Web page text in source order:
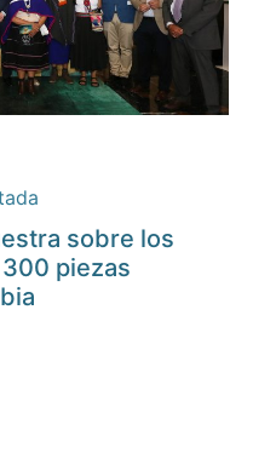
sobre los
piezas